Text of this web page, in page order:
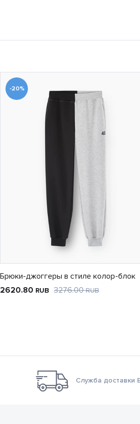
-20%
Брюки-джоггеры в стиле колор-блок
2620.80 RUB 3276.00RUB
Служба доставки